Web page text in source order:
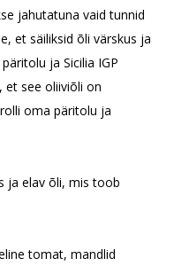
jahutatuna vaid tunnid
et säiliksid õli värskus ja
ja Sicilia IGP
et see oliiviõli on
oma päritolu ja
ja elav õli, mis toob
tomat, mandlid